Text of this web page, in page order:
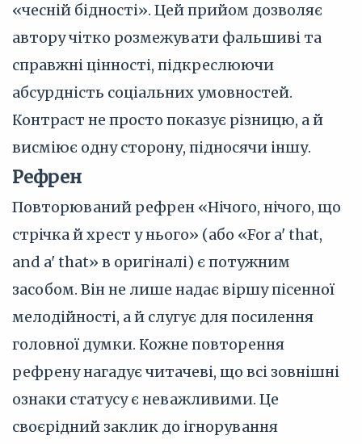
«чесній бідності». Цей прийом дозволяє
автору чітко розмежувати фальшиві та
справжні цінності, підкреслюючи
абсурдність соціальних умовностей.
Контраст не просто показує різницю, а й
висміює одну сторону, підносячи іншу.
Рефрен
Повторюваний рефрен «Нічого, нічого, що
стрічка й хрест у нього» (або «For a' that,
and a' that» в оригіналі) є потужним
засобом. Він не лише надає віршу пісенної
мелодійності, а й слугує для посилення
головної думки. Кожне повторення
рефрену нагадує читачеві, що всі зовнішні
ознаки статусу є неважливими. Це
своєрідний заклик до ігнорування